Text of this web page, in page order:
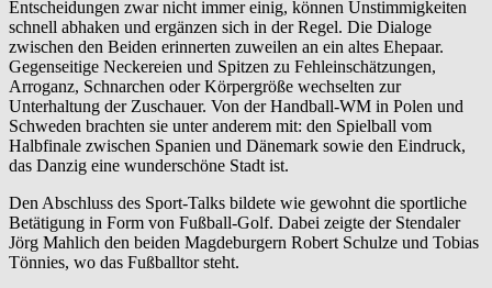
Entscheidungen zwar nicht immer einig, können Unstimmigkeiten
schnell abhaken und ergänzen sich in der Regel. Die Dialoge
zwischen den Beiden erinnerten zuweilen an ein altes Ehepaar.
Gegenseitige Neckereien und Spitzen zu Fehleinschätzungen,
Arroganz, Schnarchen oder Körpergröße wechselten zur
Unterhaltung der Zuschauer. Von der Handball-WM in Polen und
Schweden brachten sie unter anderem mit: den Spielball vom
Halbfinale zwischen Spanien und Dänemark sowie den Eindruck,
das Danzig eine wunderschöne Stadt ist.
Den Abschluss des Sport-Talks bildete wie gewohnt die sportliche
Betätigung in Form von Fußball-Golf. Dabei zeigte der Stendaler
Jörg Mahlich den beiden Magdeburgern Robert Schulze und Tobias
Tönnies, wo das Fußballtor steht.